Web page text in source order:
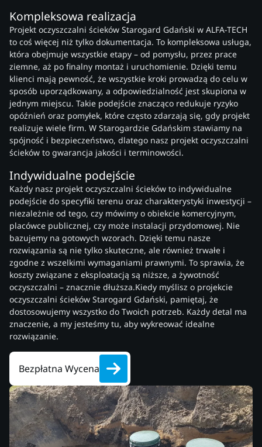
Kompleksowa realizacja
Projekt oczyszczalni ścieków Starogard Gdański w ALFA-TECH
to coś więcej niż tylko dokumentacja. To kompleksowa usługa,
która obejmuje wszystkie etapy – od pomysłu, przez prace
ziemne, aż po finalny montaż i uruchomienie. Dzięki temu
klienci mają pewność, że wszystkie kroki prowadzą do celu w
sposób uporządkowany, a odpowiedzialność jest skupiona w
jednym miejscu. Takie podejście znacząco redukuje ryzyko
opóźnień oraz pomyłek, które często zdarzają się, gdy projekt
realizuje wiele firm. W Starogardzie Gdańskim stawiamy na
spójność i bezpieczeństwo, dlatego nasz projekt oczyszczalni
ścieków to gwarancja jakości i terminowości.
Indywidualne podejście
Każdy nasz projekt oczyszczalni ścieków to indywidualne
podejście do specyfiki terenu oraz charakterystyki inwestycji –
niezależnie od tego, czy mówimy o obiekcie komercyjnym,
placówce publicznej, czy może instalacji przydomowej. Nie
bazujemy na gotowych wzorach. Dzięki temu nasze
rozwiązania są nie tylko skuteczne, ale również trwałe i
zgodne z wszelkimi wymaganiami prawnymi. To sprawia, że
koszty związane z eksploatacją są niższe, a żywotność
oczyszczalni – znacznie dłuższa.Kiedy myślisz o projekcie
oczyszczalni ścieków Starogard Gdański, pamiętaj, że
dostosowujemy wszystko do Twoich potrzeb. Każdy detal ma
znaczenie, a my jesteśmy tu, aby wykreować idealne
rozwiązanie.
Bezpłatna Wycena